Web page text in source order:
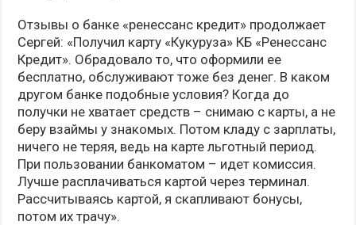
Отзывы о банке «ренессанс кредит» продолжает
Сергей: «Получил карту «Кукуруза» КБ «Ренессанс
Кредит». Обрадовало то, что оформили ее
бесплатно, обслуживают тоже без денег. В каком
другом банке подобные условия? Когда до
получки не хватает средств – снимаю с карты, а не
беру взаймы у знакомых. Потом кладу с зарплаты,
ничего не теряя, ведь на карте льготный период.
При пользовании банкоматом – идет комиссия.
Лучше расплачиваться картой через терминал.
Рассчитываясь картой, я скапливают бонусы,
потом их трачу».